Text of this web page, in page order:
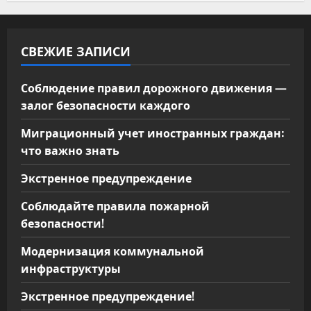
СВЕЖИЕ ЗАПИСИ
Соблюдение правил дорожного движения —
залог безопасности каждого
Миграционный учет иностранных граждан:
что важно знать
Экстренное предупреждение
Соблюдайте правила пожарной
безопасности!
Модернизация коммунальной
инфраструктуры
Экстренное предупреждение!